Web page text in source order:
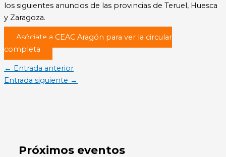
los siguientes anuncios de las provincias de Teruel, Huesca
y Zaragoza.
Asóciate a CEAC Aragón para ver la circular
completa
← Entrada anterior
Entrada siguiente →
Próximos eventos